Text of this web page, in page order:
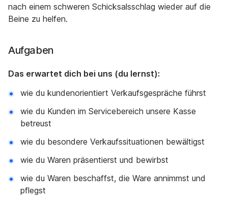
nach einem schweren Schicksalsschlag wieder auf die
Beine zu helfen.
Aufgaben
Das erwartet dich bei uns (du lernst):
wie du kundenorientiert Verkaufsgespräche führst
wie du Kunden im Servicebereich unsere Kasse
betreust
wie du besondere Verkaufssituationen bewältigst
wie du Waren präsentierst und bewirbst
wie du Waren beschaffst, die Ware annimmst und
pflegst